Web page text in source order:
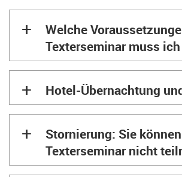
+
Welche
Texterseminar muss
+ Hotel-Übernachtung
+
Stornierung: Sie
Texterseminar nicht